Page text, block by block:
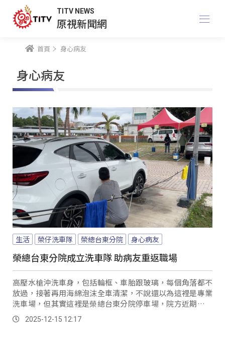
TITV NEWS
原視新聞網
首頁 身心病友
身心病友
生活 榮仔洗車隊 榮總台東分院 身心病友
榮總台東分院成立洗車隊 助病友重返職場
高壓水槍沖洗車身，包括輪框、車胎跟玻璃，每個角落都不
放過，接著再用海綿泡沫全車清潔，不說還以為這裡是專業
洗車場，但其實這裡是榮總台東分院停車場，院方近期成立
「榮仔洗車隊」，協助剛出院的身心病友培養職場技能，讓
來看診的民眾覺得非常驚喜，沒想到看病還能順便洗車，省
2025-12-15 12:17